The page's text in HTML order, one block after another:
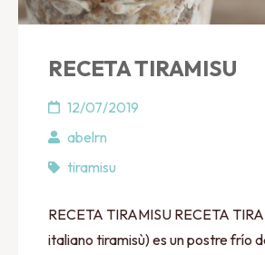
RECETA TIRAMISU
12/07/2019
abelrn
tiramisu
RECETA TIRAMISU RECETA
italiano tiramisù) es un postre frío